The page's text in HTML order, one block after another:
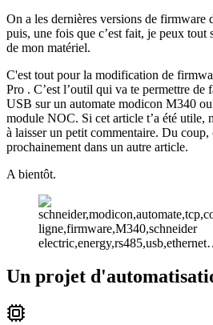
On a les dernières versions de firmware
puis, une fois que c’est fait, je peux tout
de mon matériel.
C'est tout pour la modification de
Pro . C’est l’outil qui va te permettre de
USB sur un automate modicon M340
module NOC. Si cet article t’a été utile,
à laisser un petit commentaire. Du coup,
prochainement dans un autre article.
A bientôt.
Un projet